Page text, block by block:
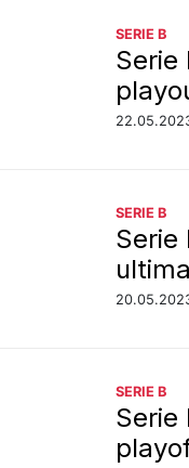
SERIE B
Serie
SERIE B
Serie
SERIE B
Serie